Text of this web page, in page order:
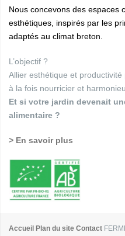
Nous concevons des espaces
esthétiques, inspirés par les
adaptés au climat breton.
L’objectif ?
Allier esthétique et
à la fois nourricier et
Et si votre jardin devenait
alimentaire ?
> En savoir plus
Accueil Plan du site Contact